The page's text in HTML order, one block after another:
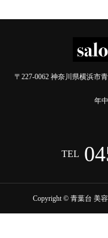
〒227-0062 神奈川県横浜市
年
TEL
Copyright © 青葉台 美